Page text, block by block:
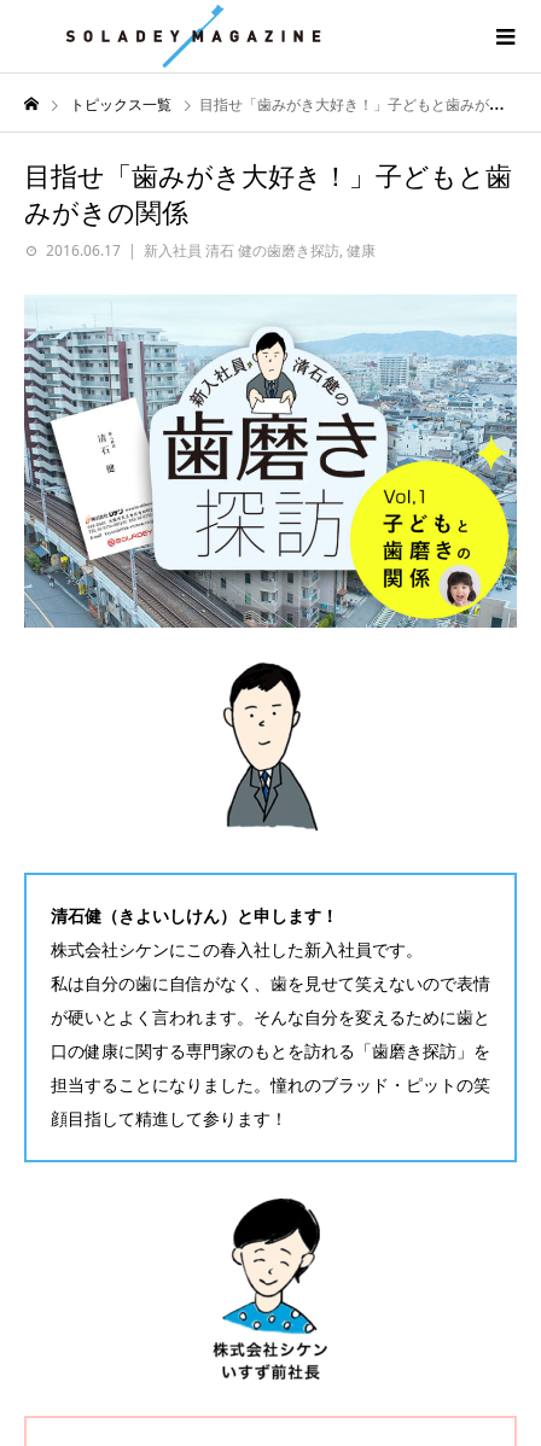
トピックス一覧 目指せ「歯みがき大好き！」子どもと歯みがきの関係
目指せ「歯みがき大好き！」子どもと歯
みがきの関係
2016.06.17 新入社員 清石 健の歯磨き探訪, 健康
清石健（きよいしけん）と申します！
株式会社シケンにこの春入社した新入社員です。
私は自分の歯に自信がなく、歯を見せて笑えないので表情
が硬いとよく言われます。そんな自分を変えるために歯と
口の健康に関する専門家のもとを訪れる「歯磨き探訪」を
担当することになりました。憧れのブラッド・ピットの笑
顔目指して精進して参ります！